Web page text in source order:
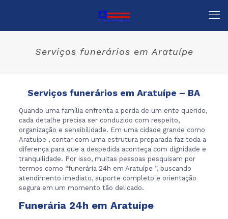
Serviços funerários em Aratuípe
Serviços funerários em Aratuípe – BA
Quando uma família enfrenta a perda de um ente querido,
cada detalhe precisa ser conduzido com respeito,
organização e sensibilidade. Em uma cidade grande como
Aratuípe , contar com uma estrutura preparada faz toda a
diferença para que a despedida aconteça com dignidade e
tranquilidade. Por isso, muitas pessoas pesquisam por
termos como “funerária 24h em Aratuípe ”, buscando
atendimento imediato, suporte completo e orientação
segura em um momento tão delicado.
Funerária 24h em Aratuípe